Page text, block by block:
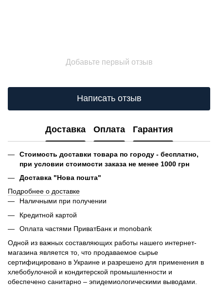
Добавьте первый отзыв
Написать отзыв
Доставка Оплата Гарантия
Стоимость доставки товара по городу - бесплатно,
при условии стоимости заказа не менее 1000 грн
Доставка "Нова пошта"
Подробнее о доставке
Наличными при получении
Кредитной картой
Оплата частями ПриватБанк и monobank
Одной из важных составляющих работы нашего интернет-
магазина является то, что продаваемое сырье
сертифицировано в Украине и разрешено для применения в
хлебобулочной и кондитерской промышленности и
обеспечено санитарно – эпидемиологическими выводами.